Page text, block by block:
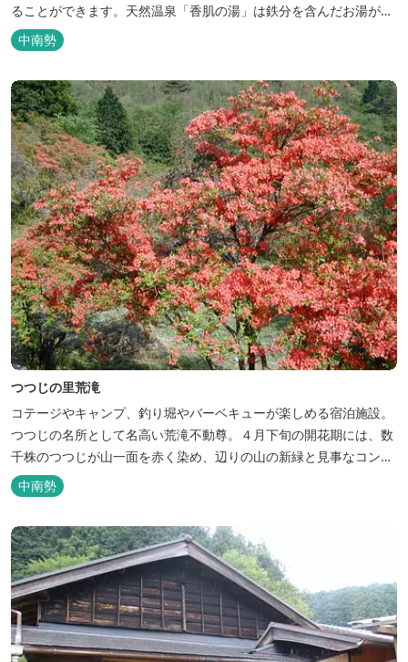
ることができます。天然温泉「香肌の湯」は鉄分を含んだお湯が特
徴。 松阪の観光情報は、松阪観光インフォメーションサイト ワク
ワク松阪 へ。
中南勢
つつじの里荒滝
コテージやキャンプ、釣り堀やバーベキューが楽しめる宿泊施設。
つつじの名所として名高い荒滝不動尊。４月下旬の開花期には、数
千株のつつじが山一面を赤く染め、辺りの山の新緑と見事なコント
ラストを織り成します。 松阪の観光情報は、松阪観光インフォメー
ションサイト ワクワク松阪 ...
中南勢